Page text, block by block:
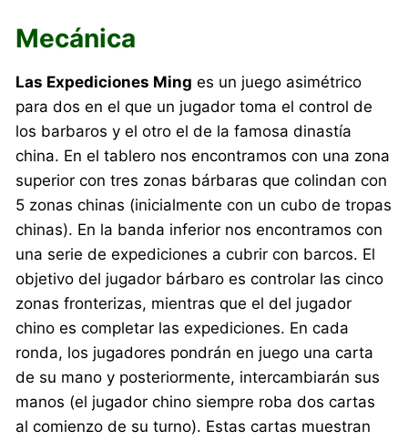
Mecánica
Las Expediciones Ming es un juego asimétrico
para dos en el que un jugador toma el control de
los barbaros y el otro el de la famosa dinastía
china. En el tablero nos encontramos con una zona
superior con tres zonas bárbaras que colindan con
5 zonas chinas (inicialmente con un cubo de tropas
chinas). En la banda inferior nos encontramos con
una serie de expediciones a cubrir con barcos. El
objetivo del jugador bárbaro es controlar las cinco
zonas fronterizas, mientras que el del jugador
chino es completar las expediciones. En cada
ronda, los jugadores pondrán en juego una carta
de su mano y posteriormente, intercambiarán sus
manos (el jugador chino siempre roba dos cartas
al comienzo de su turno). Estas cartas muestran